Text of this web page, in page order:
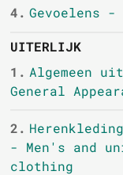
4. Gevoelens -
UITERLIJK
1. Algemeen
General
2.
- Men's and
clothing